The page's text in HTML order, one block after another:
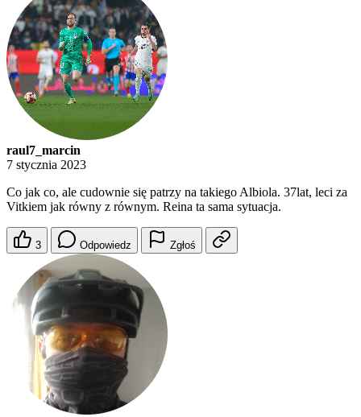
raul7_marcin
7 stycznia 2023
Co jak co, ale cudownie się patrzy na takiego Albiola. 37lat, leci za
Vitkiem jak równy z równym. Reina ta sama sytuacja.
3 Odpowiedz Zgłoś